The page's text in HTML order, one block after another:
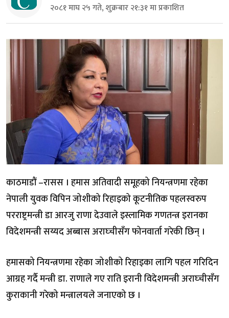
२०८१ माघ २५ गते, शुक्रबार २१:३१ मा प्रकाशित
काठमाडौं –रासस । हमास अतिवादी समूहको नियन्त्रणमा रहेका
नेपाली युवक विपिन जोशीको रिहाइको कूटनीतिक पहलस्वरुप
परराष्ट्रमन्त्री डा आरजु राणा देउवाले इस्लामिक गणतन्त्र इरानका
विदेशमन्त्री सय्यद अब्बास अराघ्चीसँग फोनवार्ता गरेकी छिन् ।
हमासको नियन्त्रणमा रहेका जोशीको रिहाइका लागि पहल गरिदिन
आग्रह गर्दै मन्त्री डा. राणाले गए राति इरानी विदेशमन्त्री अराघ्चीसँग
कुराकानी गरेको मन्त्रालयले जनाएको छ ।